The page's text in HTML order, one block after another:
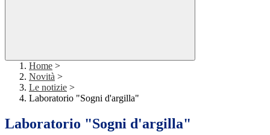
Home >
Novità >
Le notizie >
Laboratorio "Sogni d'argilla"
Laboratorio "Sogni d'argilla"